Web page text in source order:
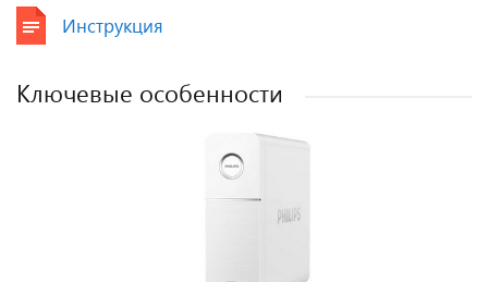
Инструкция
Ключевые особенности